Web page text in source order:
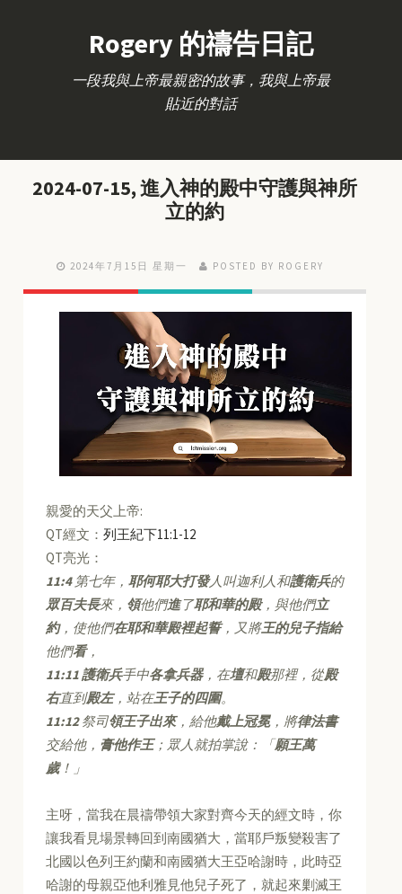
Rogery 的禱告日記
一段我與上帝最親密的故事，我與上帝最
貼近的對話
2024-07-15, 進入神的殿中守護與神所
立的約
2024年7月15日 星期一 POSTED BY ROGERY
親愛的天父上帝:
QT經文：列王紀下11:1-12
QT亮光：
11:4第七年，耶何耶大打發人叫迦利人和護衛兵的
眾百夫長來， 領他們進了耶和華的殿，與他們立
約，使他們在耶和華殿裡起誓，又將王的兒子指給
他們看，
11:11護衛兵手中各拿兵器，在壇和殿那裡，從殿
右直到殿左，站在王子的四圍。
11:12祭司領王子出來，給他戴上冠冕，將律法書
交給他， 膏他作王；眾人就拍掌說：「願王萬
歲！」
主呀，當我在晨禱帶領大家對齊今天的經文時，你
讓我看見場景轉回到南國猶大，當耶戶叛變殺害了
北國以色列王約蘭和南國猶大王亞哈謝時，此時亞
哈謝的母親亞他利雅見他兒子死了，就起來剿滅王